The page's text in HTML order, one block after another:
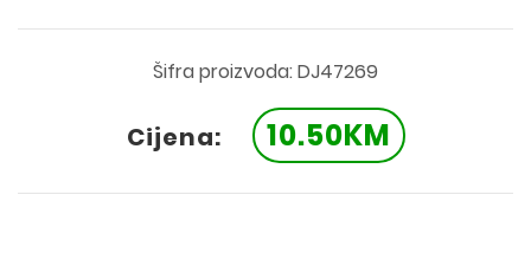
Šifra proizvoda: DJ47269
Cijena: 10.50KM